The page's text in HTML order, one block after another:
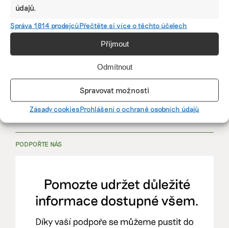
údajů.
Správa 1814 prodejcůPřečtěte si více o těchto účelech
Příjmout
Odmítnout
Spravovat možnosti
Zásady cookiesProhlášení o ochraně osobních údajů
Stáž: právnička nebo právník v oblasti
právnička/právník
PODPOŘTE NÁS